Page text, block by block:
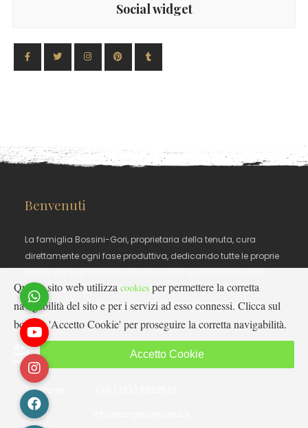
Social widget
Benvenuti
La famiglia Bossini-Gori, proprietaria della tenuta, cura
direttamente ogni fase produttiva, dedicando tutte le proprie
ricerca dei vitigni appropriati al territorio e del perfetto
connubio tra processi produttivi e potenzialità del luogo.
Contatti
Telefono :
Email :
Questo sito web utilizza cookies per permettere la corretta
navigabilità del sito e per i servizi ad esso connessi. Clicca sul
bottone 'Accetto Cookie' per proseguire la corretta navigabilità.
Accetto Cookie